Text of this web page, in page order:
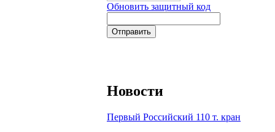
Обновить защитный код
Новости
Первый Российский 110 т. кран